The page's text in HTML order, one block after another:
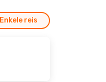
Enkele reis